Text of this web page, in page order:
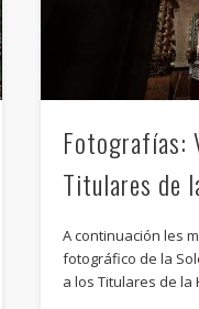
Fotografías:
Titulares de
A continuación les
fotográfico de la
a los Titulares de la